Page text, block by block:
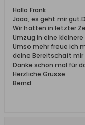
Hallo Frank
Jaaa, es geht mir
Wir hatten in letzter
Umzug in eine
Umso mehr freue ich
deine Bereitschaft
Danke schon mal für
Herzliche Grüsse
Bernd